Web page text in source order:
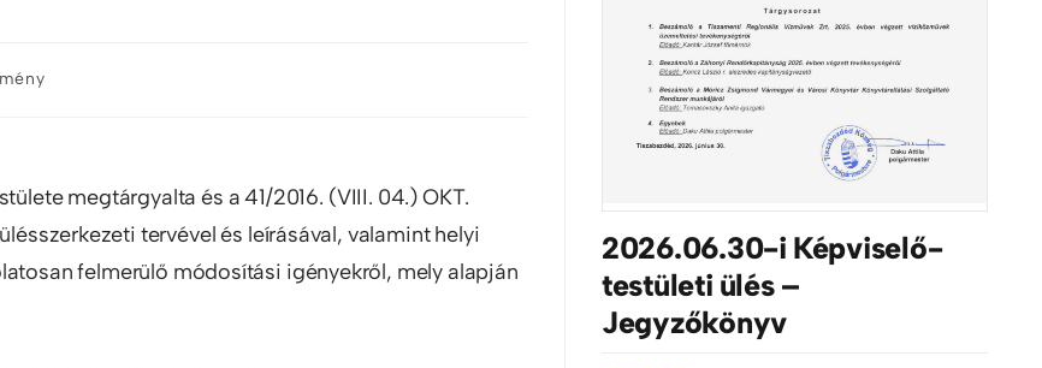
megtárgyalta és a 41/2016. (VIII. 04.) OKT.
tervével és leírásával, valamint helyi
felmerülő módosítási igényekről, mely alapján
2026.06.30-i Képviselő-
testületi ülés –
Jegyzőkönyv